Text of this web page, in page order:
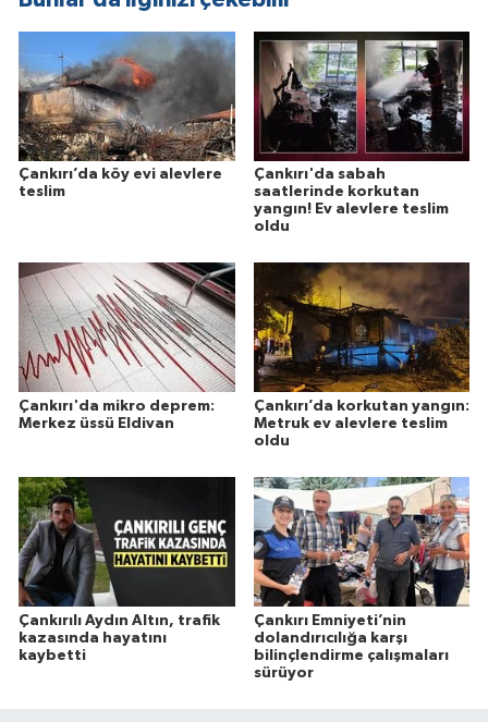
Çankırı’da köy evi alevlere
teslim
Çankırı'da sabah
saatlerinde korkutan
yangın! Ev alevlere teslim
oldu
Çankırı'da mikro deprem:
Merkez üssü Eldivan
Çankırı’da korkutan yangın:
Metruk ev alevlere teslim
oldu
Çankırılı Aydın Altın, trafik
kazasında hayatını
kaybetti
Çankırı Emniyeti’nin
dolandırıcılığa karşı
bilinçlendirme çalışmaları
sürüyor